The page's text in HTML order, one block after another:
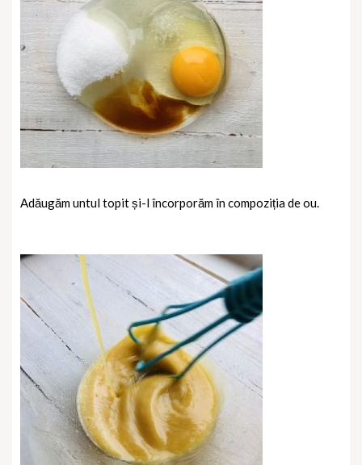
Adăugăm untul topit și-l încorporăm în compoziția de ou.